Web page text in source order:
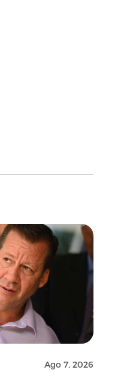
Ago 7, 2026